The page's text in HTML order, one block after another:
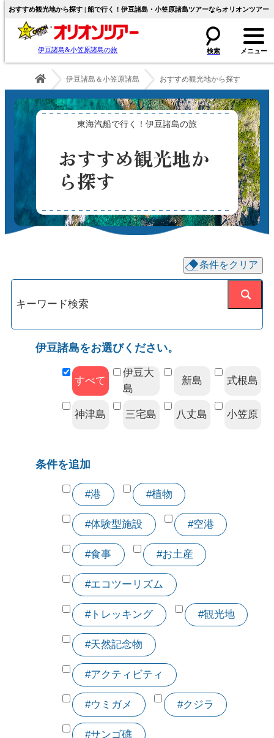
おすすめ観光地から探す | 船で行く！伊豆諸島・小笠原諸島ツアーならオリオンツアー
伊豆諸島&小笠原諸島の旅
伊豆諸島＆小笠原諸島 おすすめ観光地から探す
東海汽船で行く！伊豆諸島の旅
おすすめ観光地か
ら探す
条件をクリア
伊豆諸島をお選びください。
すべて
伊豆大
島
新島 式根島
神津島 三宅島 八丈島 小笠原
条件を追加
#港 #植物
#体験型施設 #空港
#食事 #お土産
#エコツーリズム
#トレッキング #観光地
#天然記念物
#アクティビティ
#ウミガメ #クジラ
#サンゴ礁